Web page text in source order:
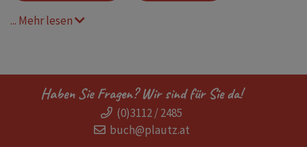
Embodiment
Sinnsucher Energiearbeit
Selbstermächtigung Selbstführung
... Mehr lesen
Haben Sie Fragen? Wir sind für Sie da!
(0)3112 / 2485
buch@plautz.at